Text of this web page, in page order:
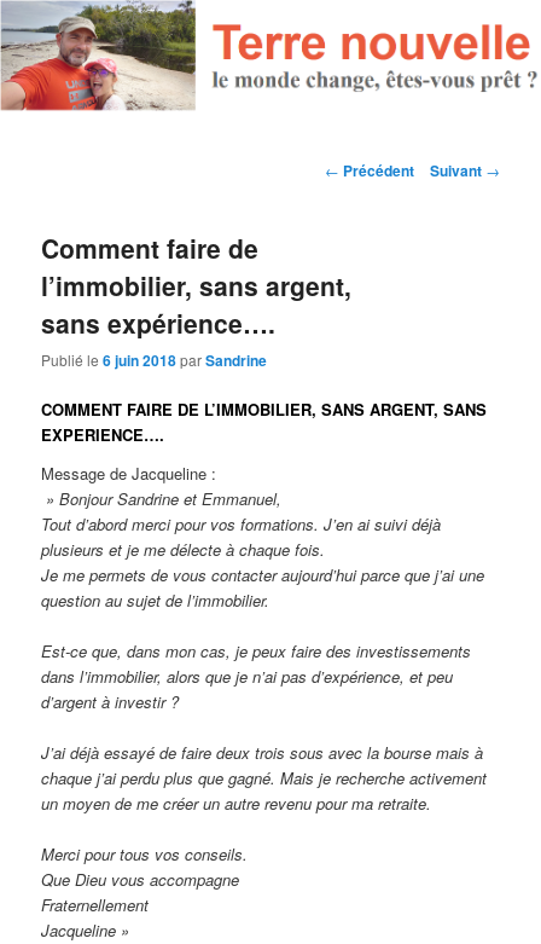
Navigation des articles
← Précédent Suivant →
Comment faire de
l’immobilier, sans argent,
sans expérience….
Publié le6 juin 2018parSandrine
COMMENT FAIRE DE L’IMMOBILIER, SANS ARGENT, SANS
EXPERIENCE….
Message de Jacqueline :
» Bonjour Sandrine et Emmanuel,
Tout d’abord merci pour vos formations. J’en ai suivi déjà
plusieurs et je me délecte à chaque fois.
Je me permets de vous contacter aujourd’hui parce que j’ai une
question au sujet de l’immobilier.
Est-ce que, dans mon cas, je peux faire des investissements
dans l’immobilier, alors que je n’ai pas d’expérience, et peu
d’argent à investir ?
J’ai déjà essayé de faire deux trois sous avec la bourse mais à
chaque j’ai perdu plus que gagné. Mais je recherche activement
un moyen de me créer un autre revenu pour ma retraite.
Merci pour tous vos conseils.
Que Dieu vous accompagne
Fraternellement
Jacqueline »